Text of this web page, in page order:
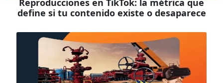
define si tu contenido existe o desaparece